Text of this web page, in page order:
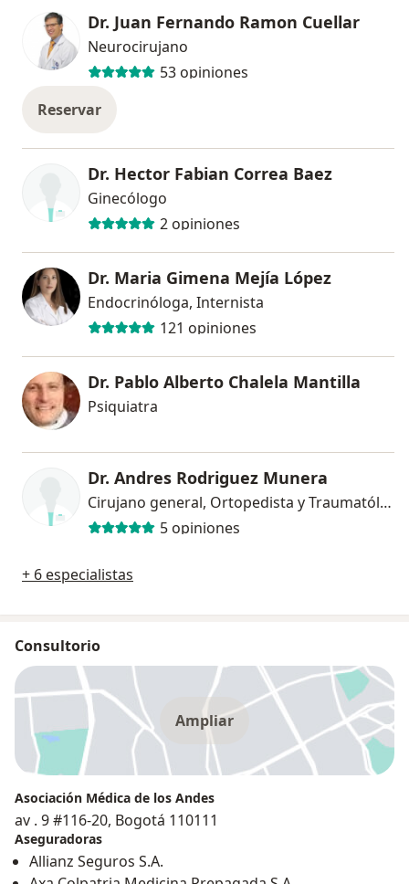
Dr. Juan Fernando Ramon Cuellar
Neurocirujano
53 opiniones
Reservar
Dr. Hector Fabian Correa Baez
Ginecólogo
2 opiniones
Dr. Maria Gimena Mejía López
Endocrinóloga, Internista
121 opiniones
Dr. Pablo Alberto Chalela Mantilla
Psiquiatra
Dr. Andres Rodriguez Munera
Cirujano general, Ortopedista y Traumatólogo
5 opiniones
+ 6 especialistas
Consultorio
Ampliar
Asociación Médica de los Andes
av . 9 #116-20, Bogotá 110111
Aseguradoras
Allianz Seguros S.A.